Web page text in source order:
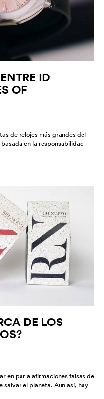
ID
OF
de relojes más grandes del
en la responsabilidad
DE LOS
en par a afirmaciones falsas de
salvar el planeta. Aun así, hay